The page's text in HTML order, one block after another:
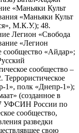
«Маньяки Культ
«Маньяки Культ
М.К.У.); 48.
Легион «Свобода
«Легион
сообщество «Айдар»;
сообщество –
1», полк «Днепр-1»);
(созданное в
УФСИН России по
сообщество,
разведки
свою